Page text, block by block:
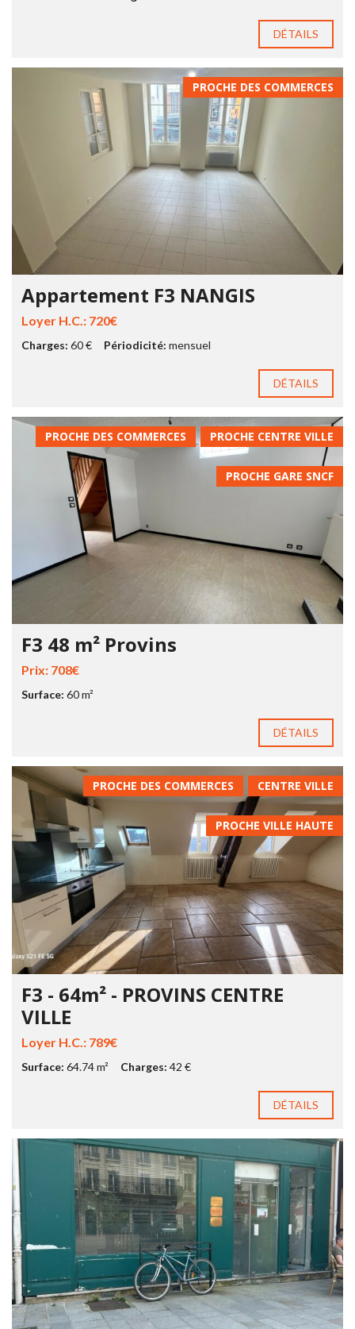
DÉTAILS
PROCHE DES COMMERCES
Appartement F3 NANGIS
Loyer H.C.: 720€
Charges: 60 € Périodicité: mensuel
DÉTAILS
PROCHE CENTRE VILLE
PROCHE DES COMMERCES
PROCHE GARE SNCF
F3 48 m² Provins
Prix: 708€
Surface: 60 m²
DÉTAILS
CENTRE VILLE
PROCHE DES COMMERCES
PROCHE VILLE HAUTE
F3 - 64m² - PROVINS CENTRE
VILLE
Loyer H.C.: 789€
Surface: 64.74 m² Charges: 42 €
DÉTAILS